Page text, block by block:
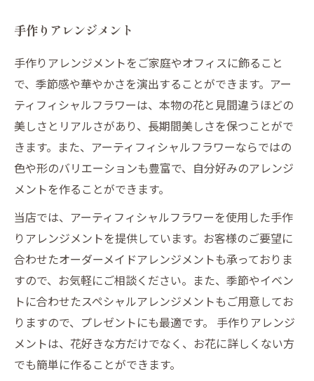
手作りアレンジメント
手作りアレンジメントをご家庭やオフィスに飾ること
で、季節感や華やかさを演出することができます。アー
ティフィシャルフラワーは、本物の花と見間違うほどの
美しさとリアルさがあり、長期間美しさを保つことがで
きます。また、アーティフィシャルフラワーならではの
色や形のバリエーションも豊富で、自分好みのアレンジ
メントを作ることができます。
当店では、アーティフィシャルフラワーを使用した手作
りアレンジメントを提供しています。お客様のご要望に
合わせたオーダーメイドアレンジメントも承っておりま
すので、お気軽にご相談ください。また、季節やイベン
トに合わせたスペシャルアレンジメントもご用意してお
りますので、プレゼントにも最適です。 手作りアレンジ
メントは、花好きな方だけでなく、お花に詳しくない方
でも簡単に作ることができます。